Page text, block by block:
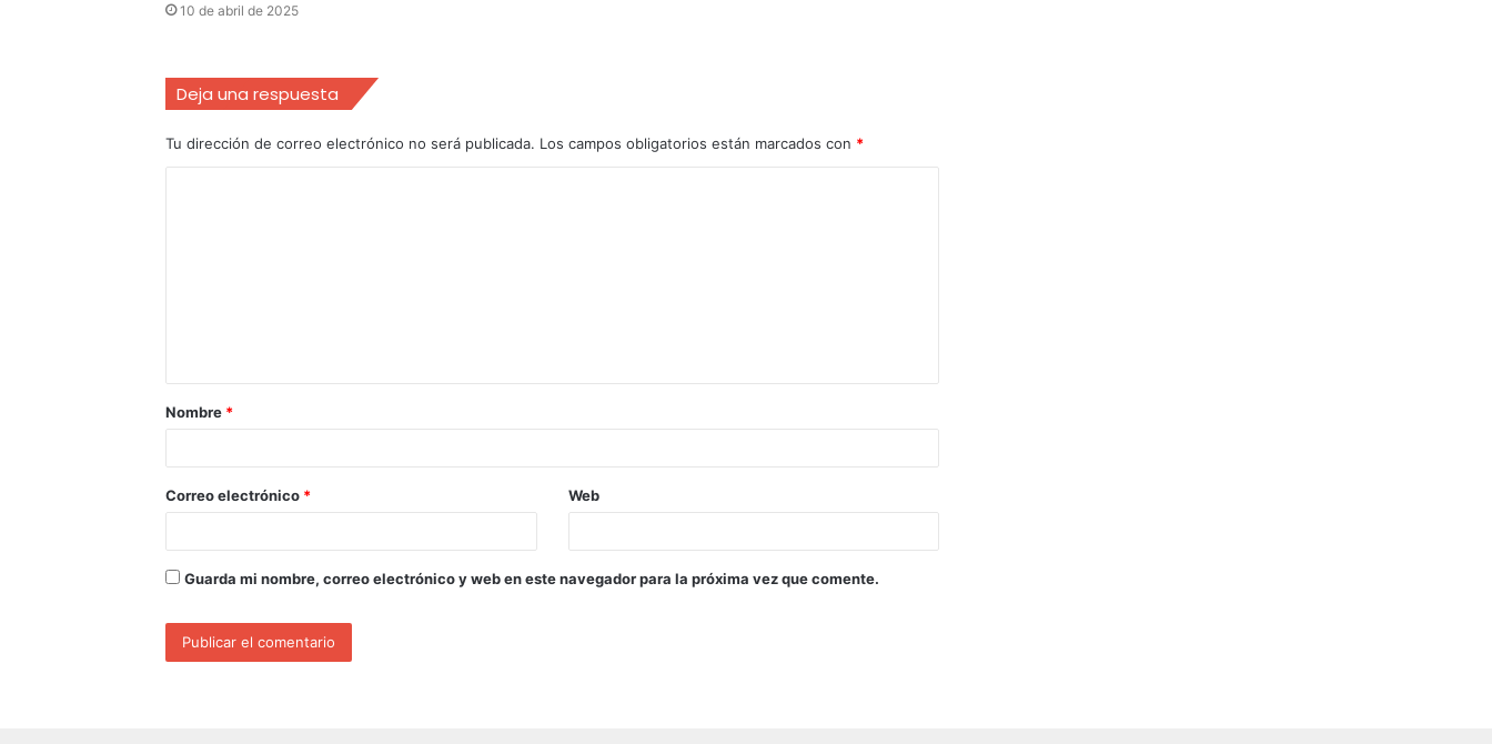
10 de abril de 2025
Deja una respuesta
Tu dirección de correo electrónico no será publicada. Los campos obligatorios están marcados con *
Nombre *
Correo electrónico * Web
Guarda mi nombre, correo electrónico y web en este navegador para la próxima vez que comente.